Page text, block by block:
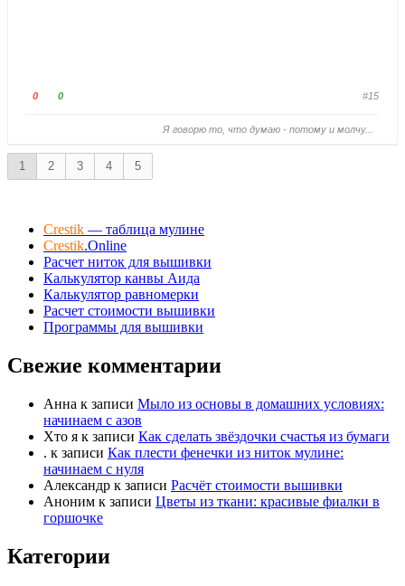
.
п
а
л
е
в
и
0
с
е
-
п
а
л
е
в
е
р
х
.
0 #15
Я говорю то, что думаю - потому и молчу...
1 2 3 4 5
Crestik — таблица мулине
Crestik.Online
Расчет ниток для вышивки
Калькулятор канвы Аида
Калькулятор равномерки
Расчет стоимости вышивки
Программы для вышивки
Свежие комментарии
Анна к записи Мыло из основы в домашних условиях:
начинаем с азов
Хто я к записи Как сделать звёздочки счастья из бумаги
. к записи Как плести фенечки из ниток мулине:
начинаем с нуля
Александр к записи Расчёт стоимости вышивки
Аноним к записи Цветы из ткани: красивые фиалки в
горшочке
Категории